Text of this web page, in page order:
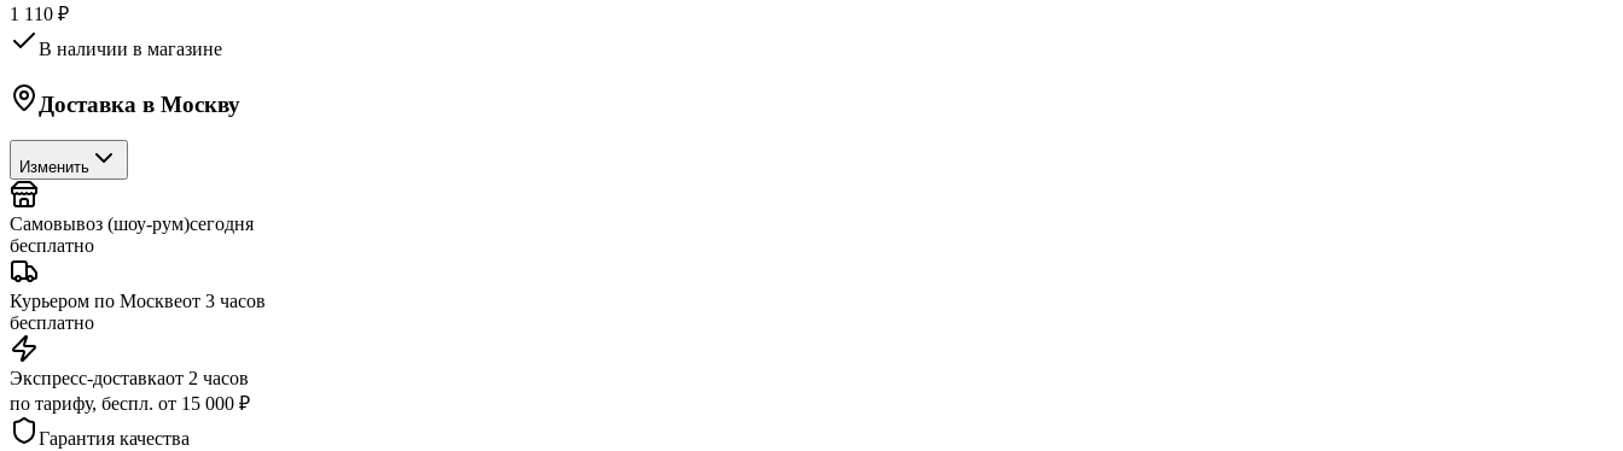
1 110 ₽
В наличии в магазине
Доставка в Москву
Изменить
Самовывоз (шоу-рум)сегодня
бесплатно
Курьером по Москвеот 3 часов
бесплатно
Экспресс-доставкаот 2 часов
по тарифу, беспл. от 15 000 ₽
Гарантия качества